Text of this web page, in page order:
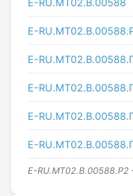
E-RU.MT02.B.00588
E-
E-
E-
E-
E-
E-